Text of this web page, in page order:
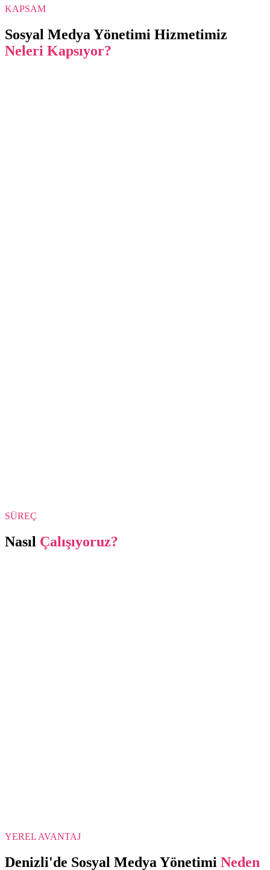
KAPSAM
Sosyal Medya Yönetimi Hizmetimiz
Neleri Kapsıyor?
SÜREÇ
Nasıl Çalışıyoruz?
YEREL AVANTAJ
Denizli'de Sosyal Medya Yönetimi Neden